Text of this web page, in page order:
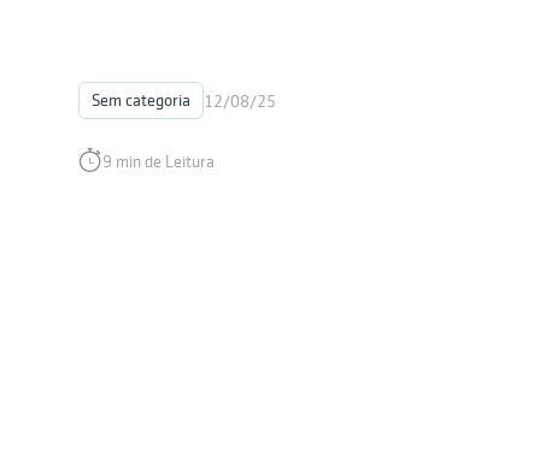
Sem categoria 12/08/25
9 min de Leitura